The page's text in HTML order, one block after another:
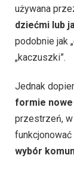
używana
dziećmi lub
podobnie jak
„kaczuszki”.
Jednak
formie nowe
przestrzeń, w
wybór